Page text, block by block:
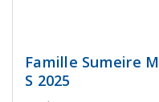
Famille Sumeire
S 2025